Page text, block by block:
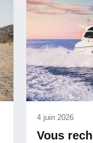
4 juin 2026
Vous